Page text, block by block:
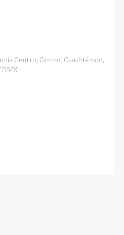
Centro, Centro, Cuauhtémoc,